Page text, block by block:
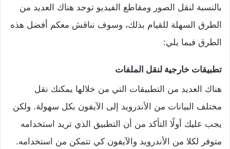
بالنسبة لنقل الصور ومقاطع الفيديو توجد هناك العديد من
الطرق السهلة للقيام بذلك، وسوف نناقش معكم أفضل هذه
الطرق فيما يلي:
تطبيقات خارجية لنقل الملفات
هناك العديد من التطبيقات التي من خلالها يمكنك نقل
مختلف البيانات من الأندرويد إلى الآيفون بكل سهولة. ولكن
يجب عليك أولًا التأكد من أن التطبيق الذي تريد استخدامه
متوفر لكلا من الأندرويد والآيفون كي تتمكن من استخدامه.